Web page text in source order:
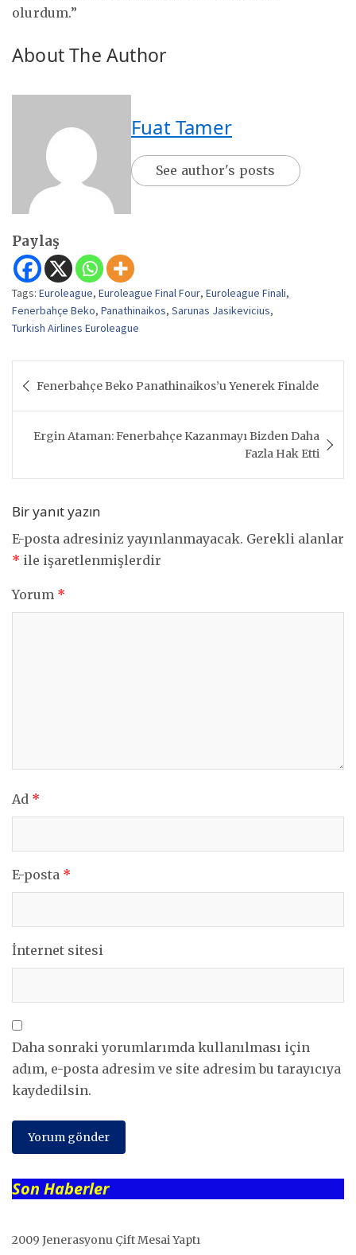
olurdum.”
About The Author
Fuat Tamer
See author's posts
Paylaş
Tags: Euroleague, Euroleague Final Four, Euroleague Finali,
Fenerbahçe Beko, Panathinaikos, Sarunas Jasikevicius,
Turkish Airlines Euroleague
gezinmesi
Fenerbahçe Beko Panathinaikos’u Yenerek Finalde
Ergin Ataman: Fenerbahçe Kazanmayı Bizden Daha
Fazla Hak Etti
Bir yanıt yazın
E-posta adresiniz yayınlanmayacak. Gerekli alanlar
* ile işaretlenmişlerdir
Yorum *
Ad *
E-posta *
İnternet sitesi
Daha sonraki yorumlarımda kullanılması için
adım, e-posta adresim ve site adresim bu tarayıcıya
kaydedilsin.
Son Haberler
2009 Jenerasyonu Çift Mesai Yaptı